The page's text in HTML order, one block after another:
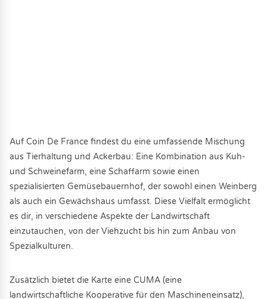
Auf Coin De France findest du eine umfassende Mischung
aus Tierhaltung und Ackerbau: Eine Kombination aus Kuh-
und Schweinefarm, eine Schaffarm sowie einen
spezialisierten Gemüsebauernhof, der sowohl einen Weinberg
als auch ein Gewächshaus umfasst. Diese Vielfalt ermöglicht
es dir, in verschiedene Aspekte der Landwirtschaft
einzutauchen, von der Viehzucht bis hin zum Anbau von
Spezialkulturen.
Zusätzlich bietet die Karte eine CUMA (eine
landwirtschaftliche Kooperative für den Maschineneinsatz),